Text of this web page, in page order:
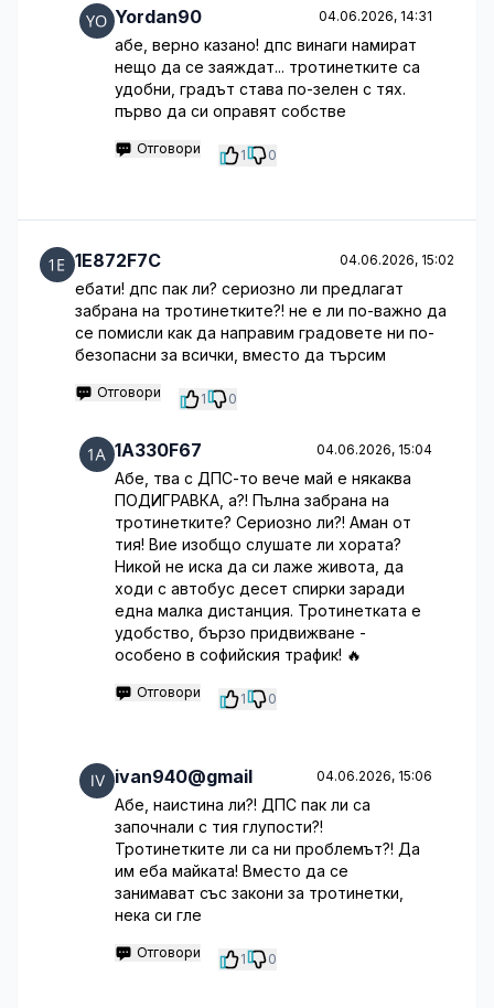
Yordan90 04.06.2026, 14:31
абе, верно казано! дпс винаги намират
нещо да се заяждат... тротинетките са
удобни, градът става по-зелен с тях.
първо да си оправят собстве
Отговори 1 0
1E872F7C 04.06.2026, 15:02
ебати! дпс пак ли? сериозно ли предлагат
забрана на тротинетките?! не е ли по-важно да
се помисли как да направим градовете ни по-
безопасни за всички, вместо да търсим
Отговори 1 0
1A330F67 04.06.2026, 15:04
Абе, тва с ДПС-то вече май е някаква
ПОДИГРАВКА, а?! Пълна забрана на
тротинетките? Сериозно ли?! Аман от
тия! Вие изобщо слушате ли хората?
Никой не иска да си лаже живота, да
ходи с автобус десет спирки заради
една малка дистанция. Тротинетката е
удобство, бързо придвижване -
особено в софийския трафик! 🔥
Отговори 1 0
ivan940@gmail 04.06.2026, 15:06
Абе, наистина ли?! ДПС пак ли са
започнали с тия глупости?!
Тротинетките ли са ни проблемът?! Да
им еба майката! Вместо да се
занимават със закони за тротинетки,
нека си гле
Отговори 1 0